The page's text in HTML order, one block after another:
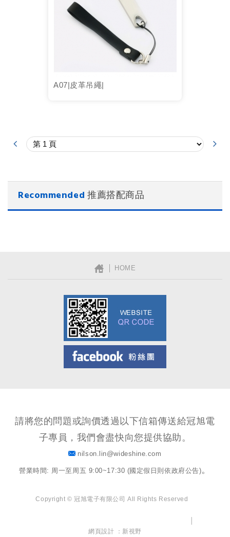
A07|皮革吊繩|
Recommended 推薦搭配商品
│ HOME
請將您的問題或詢價透過以下信箱傳送給冠旭電
子專員，我們會盡快向您提供協助。
nilson.lin@wideshine.com
營業時間: 周一至周五 9:00~17:30 (國定假日則依政府公告)。
Copyright © 冠旭電子有限公司 All Rights Reserved
網頁設計 ：新視野